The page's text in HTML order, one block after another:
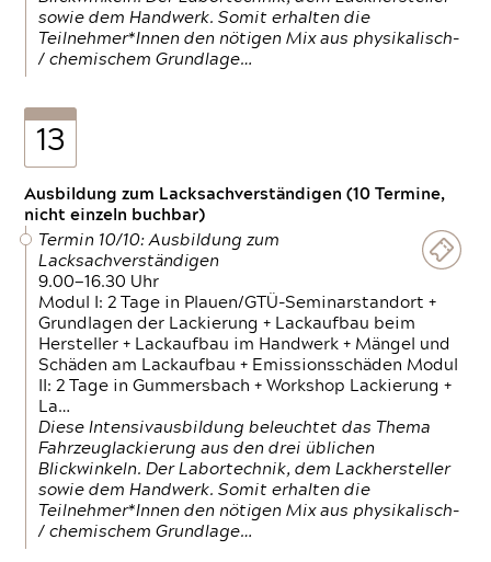
sowie dem Handwerk. Somit erhalten die
Teilnehmer*Innen den nötigen Mix aus physikalisch-
/ chemischem Grundlage…
13
Ausbildung zum Lacksachverständigen (10 Termine,
nicht einzeln buchbar)
Termin 10/10: Ausbildung zum
Lacksachverständigen
9.00—16.30 Uhr
Modul I: 2 Tage in Plauen/GTÜ-Seminarstandort +
Grundlagen der Lackierung + Lackaufbau beim
Hersteller + Lackaufbau im Handwerk + Mängel und
Schäden am Lackaufbau + Emissionsschäden Modul
II: 2 Tage in Gummersbach + Workshop Lackierung +
La…
Diese Intensivausbildung beleuchtet das Thema
Fahrzeuglackierung aus den drei üblichen
Blickwinkeln. Der Labortechnik, dem Lackhersteller
sowie dem Handwerk. Somit erhalten die
Teilnehmer*Innen den nötigen Mix aus physikalisch-
/ chemischem Grundlage…